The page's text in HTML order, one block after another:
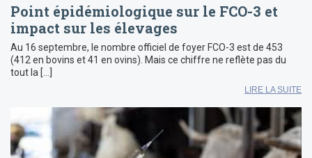
Point épidémiologique sur le FCO-3 et
impact sur les élevages
Au 16 septembre, le nombre officiel de foyer FCO-3 est de 453
(412 en bovins et 41 en ovins). Mais ce chiffre ne reflète pas du
tout la […]
LIRE LA SUITE